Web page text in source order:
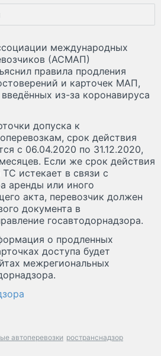
международных
(АСМАП)
правила продления
и карточек МАП,
из-за коронавируса
допуска к
срок действия
с 06.04.2020 по 31.12.2020,
Если же срок действия
истекает в связи с
аренды или иного
акта, перевозчик должен
документа в
госавтодорнадзора.
о продленных
доступа будет
межрегиональных
автоперевозки ространснадзор